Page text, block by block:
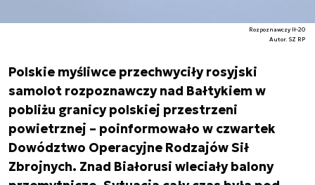
Rozpoznawczy Ił-20
Autor. SZ RP
Polskie myśliwce przechwyciły rosyjski
samolot rozpoznawczy nad Bałtykiem w
pobliżu granicy polskiej przestrzeni
powietrznej – poinformowało w czwartek
Dowództwo Operacyjne Rodzajów Sił
Zbrojnych. Znad Białorusi wleciały balony